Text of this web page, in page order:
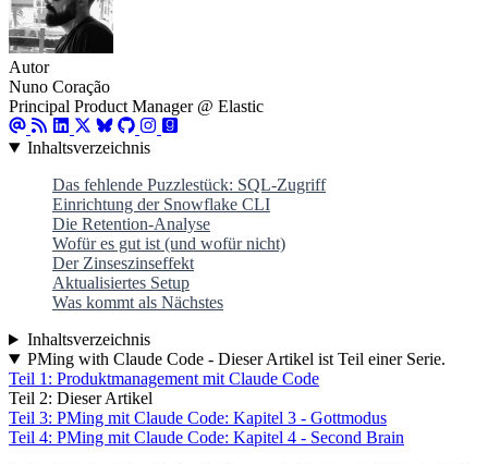
Autor
Nuno Coração
Principal Product Manager @ Elastic
Inhaltsverzeichnis
Das fehlende Puzzlestück: SQL-Zugriff
Einrichtung der Snowflake CLI
Die Retention-Analyse
Wofür es gut ist (und wofür nicht)
Der Zinseszinseffekt
Aktualisiertes Setup
Was kommt als Nächstes
Inhaltsverzeichnis
PMing with Claude Code - Dieser Artikel ist Teil einer Serie.
Teil 1: Produktmanagement mit Claude Code
Teil 2: Dieser Artikel
Teil 3: PMing mit Claude Code: Kapitel 3 - Gottmodus
Teil 4: PMing mit Claude Code: Kapitel 4 - Second Brain